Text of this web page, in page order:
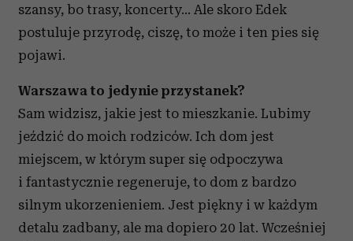
szansy, bo trasy, koncerty… Ale skoro Edek
postuluje przyrodę, ciszę, to może i ten pies się
pojawi.
Warszawa to jedynie przystanek?
Sam widzisz, jakie jest to mieszkanie. Lubimy
jeździć do moich rodziców. Ich dom jest
miejscem, w którym super się odpoczywa
i fantastycznie regeneruje, to dom z bardzo
silnym ukorzenieniem. Jest piękny i w każdym
detalu zadbany, ale ma dopiero 20 lat. Wcześniej